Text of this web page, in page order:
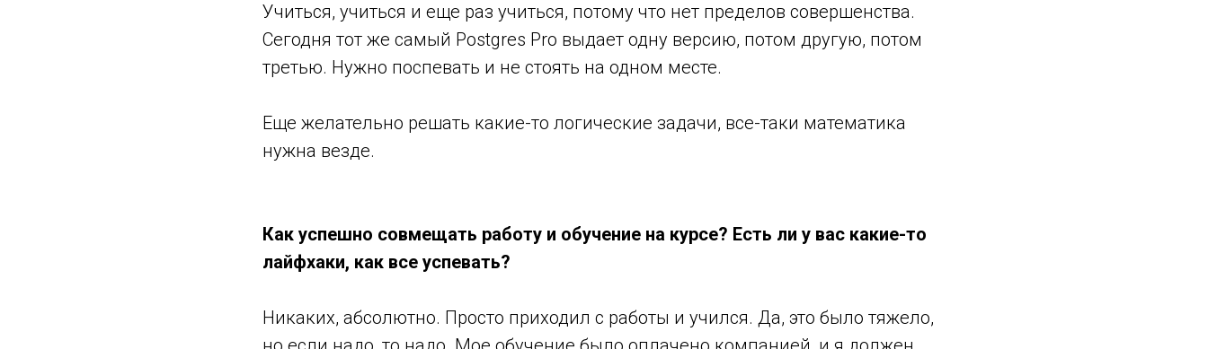
Учиться, учиться и еще раз учиться, потому что нет пределов совершенства.
Сегодня тот же самый Postgres Pro выдает одну версию, потом другую, потом
третью. Нужно поспевать и не стоять на одном месте.
Еще желательно решать какие-то логические задачи, все-таки математика
нужна везде.
Как успешно совмещать работу и обучение на курсе? Есть ли у вас какие-то
лайфхаки, как все успевать?
Никаких, абсолютно. Просто приходил с работы и учился. Да, это было тяжело,